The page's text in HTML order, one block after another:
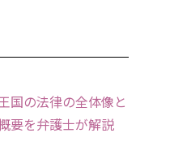
国の法律の全体像と
要を弁護士が解説